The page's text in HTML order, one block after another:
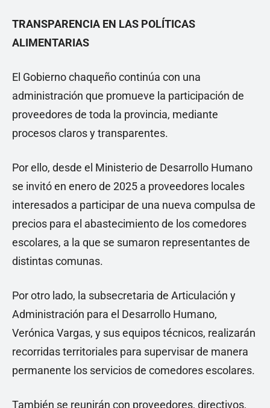
TRANSPARENCIA EN LAS POLÍTICAS
ALIMENTARIAS
El Gobierno chaqueño continúa con una
administración que promueve la participación de
proveedores de toda la provincia, mediante
procesos claros y transparentes.
Por ello, desde el Ministerio de Desarrollo Humano
se invitó en enero de 2025 a proveedores locales
interesados a participar de una nueva compulsa de
precios para el abastecimiento de los comedores
escolares, a la que se sumaron representantes de
distintas comunas.
Por otro lado, la subsecretaria de Articulación y
Administración para el Desarrollo Humano,
Verónica Vargas, y sus equipos técnicos, realizarán
recorridas territoriales para supervisar de manera
permanente los servicios de comedores escolares.
También se reunirán con proveedores, directivos,